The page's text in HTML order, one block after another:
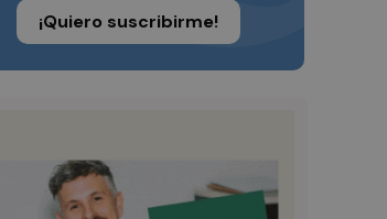
¡Quiero suscribirme!